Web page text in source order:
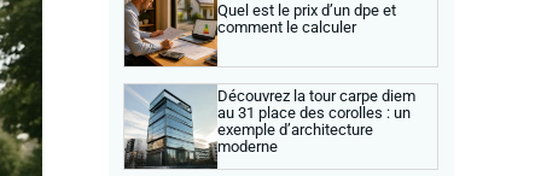
Quel est le prix d’un dpe et
comment le calculer
Découvrez la tour carpe diem
au 31 place des corolles : un
exemple d’architecture
moderne